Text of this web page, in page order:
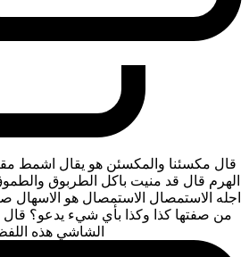
قال مكسئنا والمكسئن هو يقال اشمط
الهرم قال قد منيت باكل الطربوق
اجله الاستمصال الاستمصال هو الاسهال
من صفتها كذا وكذا بأي شيء يدعو؟ قال
الشاشي هذه